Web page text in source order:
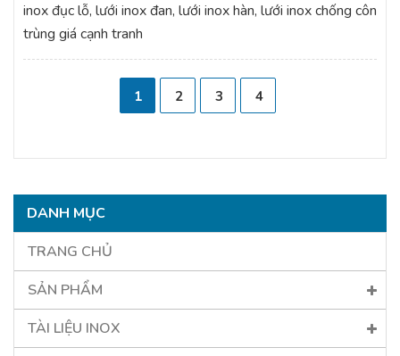
inox đục lỗ, lưới inox đan, lưới inox hàn, lưới inox chống côn
trùng giá cạnh tranh
1 2 3 4
DANH MỤC
TRANG CHỦ
SẢN PHẨM
TÀI LIỆU INOX